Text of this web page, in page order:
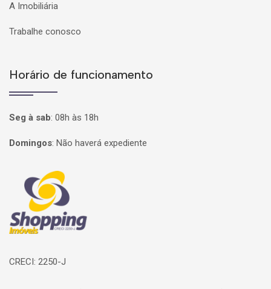
A Imobiliária
Trabalhe conosco
Horário de funcionamento
Seg à sab: 08h às 18h
Domingos: Não haverá expediente
Página inicial
CRECI: 2250-J